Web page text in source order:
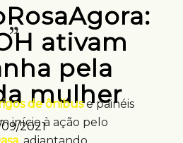
ativam
pela
mulher
2021
de ônibuse painéis
início à ação pelo